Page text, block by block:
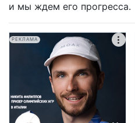
и мы ждем его прогресса.
РЕКЛАМА